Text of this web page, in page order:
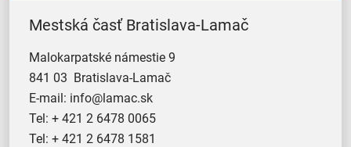
Mestská časť Bratislava-Lamač
Malokarpatské námestie 9
841 03 Bratislava-Lamač
E-mail: info@lamac.sk
Tel: + 421 2 6478 0065
Tel: + 421 2 6478 1581